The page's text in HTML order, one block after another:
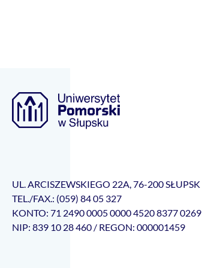
UL. ARCISZEWSKIEGO 22A, 76-200 SŁUPSK
TEL./FAX.: (059) 84 05 327
KONTO: 71 2490 0005 0000 4520 8377 0269
NIP: 839 10 28 460 / REGON: 000001459